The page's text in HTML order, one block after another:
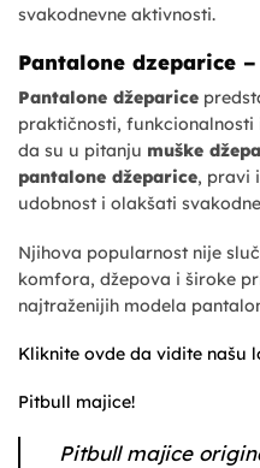
svakodnevne aktivnosti.
Pantalone dzeparice
Pantalone džeparice
praktičnosti,
da su u pitanju muške
pantalone džeparice, pravi
udobnost i olakšati
Njihova popularnost nije
komfora, džepova i široke
najtraženijih modela
Kliknite ovde da vidite našu
Pitbull majice!
Pitbull majice